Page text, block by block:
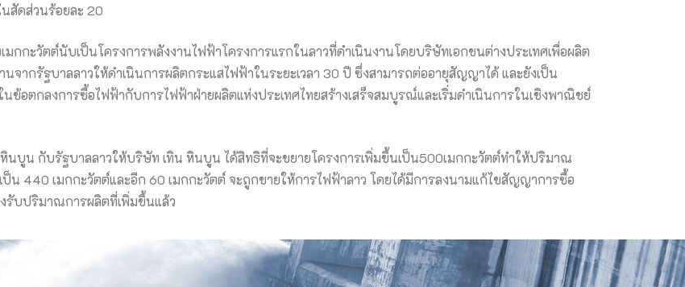
สัดส่วนร้อยละ 20
กกะวัตต์นับเป็นโครงการพลังงานไฟฟ้าโครงการแรกในลาวที่ดำเนินงานโดยบริษัทเอกชนต่างประเทศเพื่อผลิต
จากรัฐบาลลาวให้ดำเนินการผลิตกระแสไฟฟ้าในระยะเวลา 30 ปี ซึ่งสามารถต่ออายุสัญญาได้ และยังเป็น
ข้อตกลงการซื้อไฟฟ้ากับการไฟฟ้าฝ่ายผลิตแห่งประเทศไทยสร้างเสร็จสมบูรณ์และเริ่มดำเนินการในเชิงพาณิชย์
บูน กับรัฐบาลลาวให้บริษัท เทิน หินบูน ได้สิทธิที่จะขยายโครงการเพิ่มขึ้นเป็น500เมกกะวัตต์ทำให้ปริมาณ
น 440 เมกกะวัตต์และอีก 60 เมกกะวัตต์ จะถูกขายให้การไฟฟ้าลาว โดยได้มีการลงนามแก้ไขสัญญาการซื้อ
รับปริมาณการผลิตที่เพิ่มขึ้นแล้ว